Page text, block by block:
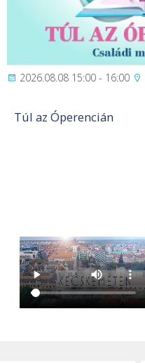
2026.08.08 15:00 - 16:00
Túl az Óperencián